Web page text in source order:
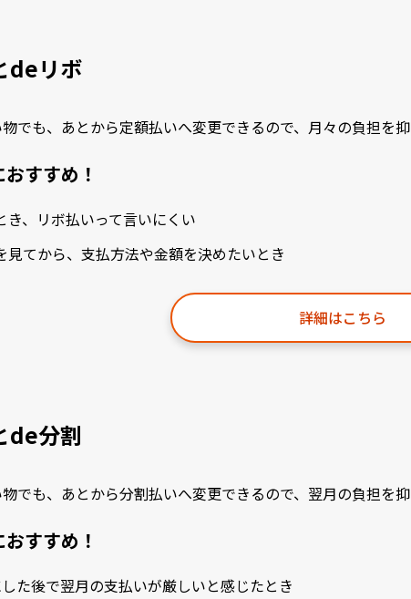
deリボ
でも、あとから定額払いへ変更できるので、月々の負担を
すすめ！
き、リボ払いって言いにくい
見てから、支払方法や金額を決めたいとき
詳細はこちら
de分割
でも、あとから分割払いへ変更できるので、翌月の負担を
すすめ！
た後で翌月の支払いが厳しいと感じたとき